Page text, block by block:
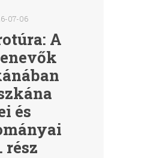
07-06
A
és
rész